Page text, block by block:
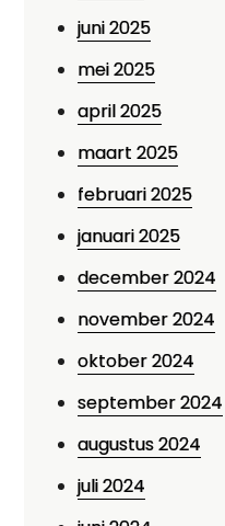
juni 2025
mei 2025
april 2025
maart 2025
februari 2025
januari 2025
december 2024
november 2024
oktober 2024
september 2024
augustus 2024
juli 2024